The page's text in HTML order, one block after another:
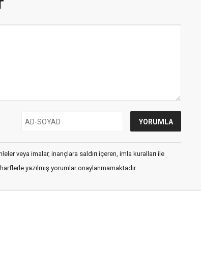
veya imalar, inançlara saldırı içeren, imla kuralları ile
yazılmış yorumlar onaylanmamaktadır.